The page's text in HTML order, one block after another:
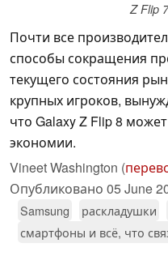
Z Flip
Почти все
способы сокращения
текущего состояния
крупных игроков,
что Galaxy Z Flip 8
экономии.
Vineet Washington (
Опубликовано 05 June
Samsung раскладушки
смартфоны и всё, что